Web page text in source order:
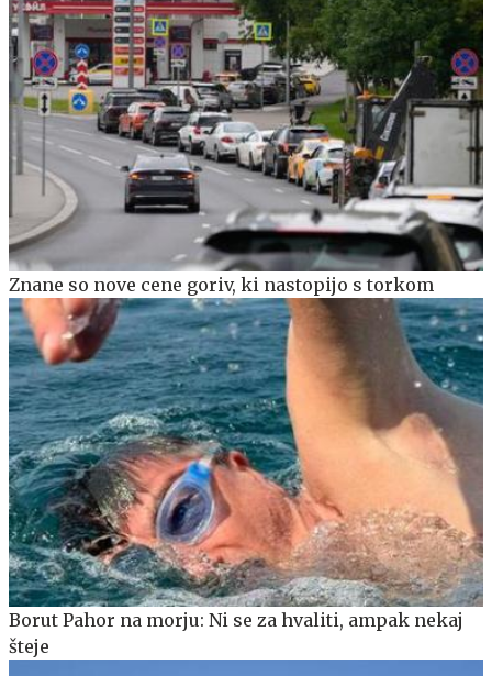
Znane so nove cene goriv, ki nastopijo s torkom
Borut Pahor na morju: Ni se za hvaliti, ampak nekaj
šteje